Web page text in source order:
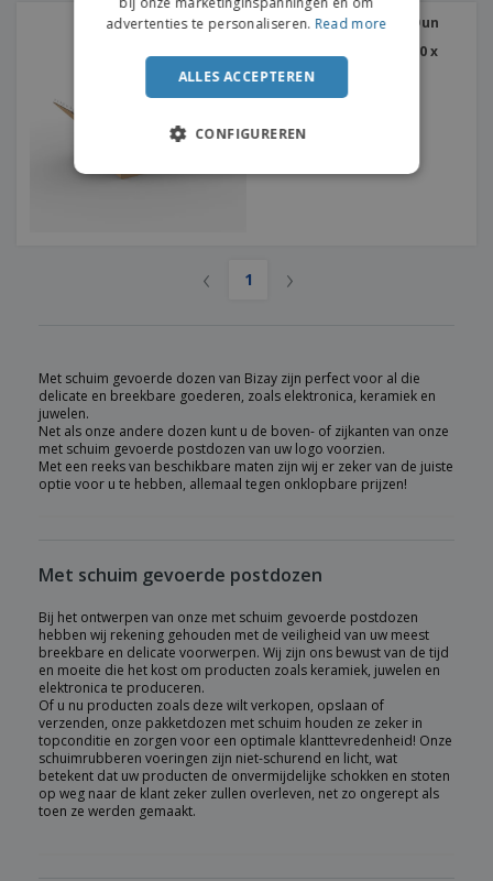
Kartonnen Postdozen - Dun
Schuimbescherming | 350 x
‹ 1 ›
Met schuim gevoerde dozen van Bizay zijn perfect voor al die
delicate en breekbare goederen, zoals elektronica, keramiek en
juwelen.
Net als onze andere dozen kunt u de boven- of zijkanten van onze
met schuim gevoerde postdozen van uw logo voorzien.
Met een reeks van beschikbare maten zijn wij er zeker van de juiste
optie voor u te hebben, allemaal tegen onklopbare prijzen!
Met schuim gevoerde postdozen
Bij het ontwerpen van onze met schuim gevoerde postdozen
hebben wij rekening gehouden met de veiligheid van uw meest
breekbare en delicate voorwerpen. Wij zijn ons bewust van de tijd
en moeite die het kost om producten zoals keramiek, juwelen en
elektronica te produceren.
Of u nu producten zoals deze wilt verkopen, opslaan of
verzenden, onze pakketdozen met schuim houden ze zeker in
topconditie en zorgen voor een optimale klanttevredenheid! Onze
schuimrubberen voeringen zijn niet-schurend en licht, wat
betekent dat uw producten de onvermijdelijke schokken en stoten
op weg naar de klant zeker zullen overleven, net zo ongerept als
toen ze werden gemaakt.
advertenties te personaliseren. Read more
ALLES ACCEPTEREN
CONFIGUREREN